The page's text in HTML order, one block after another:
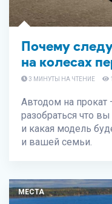
Почему
на колесах
3 МИНУТЫ НА ЧТЕНИЕ
Автодом на прокат
разобраться что
и какая модель
и вашей семьи.
МЕСТА